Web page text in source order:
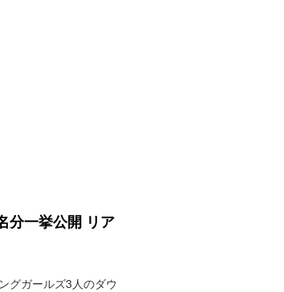
分一挙公開 リア
グガールズ3人のダウ